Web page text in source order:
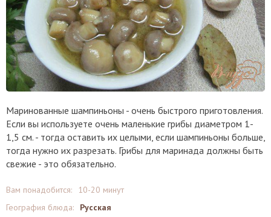
Маринованные шампиньоны - очень быстрого приготовления.
Если вы используете очень маленькие грибы диаметром 1-
1,5 см. - тогда оставить их целыми, если шампиньоны больше,
тогда нужно их разрезать. Грибы для маринада должны быть
свежие - это обязательно.
Вам понадобится:
10-20 минут
География блюда:
Русская